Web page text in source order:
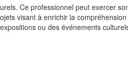
Ce professionnel peut exercer
visant à enrichir la compréhension
ou des événements